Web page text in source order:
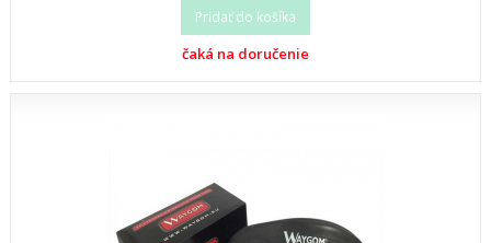
Pridať do košíka
čaká na doručenie